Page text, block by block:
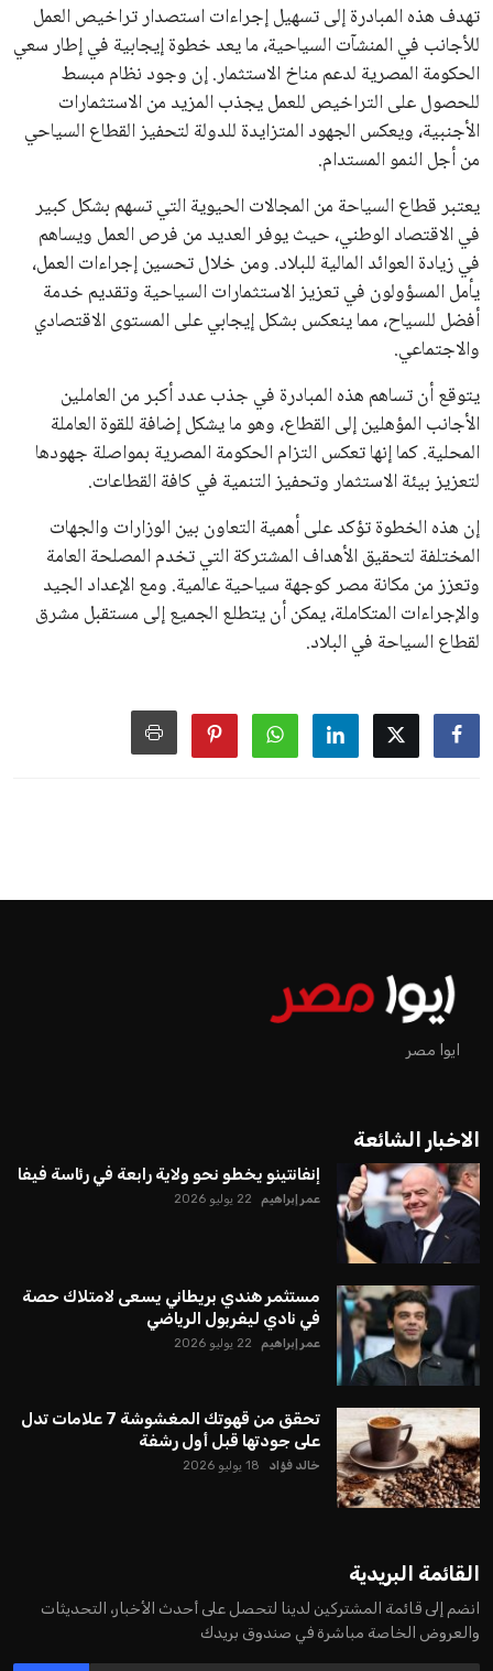
تهدف هذه المبادرة إلى تسهيل إجراءات استصدار تراخيص العمل
للأجانب في المنشآت السياحية، ما يعد خطوة إيجابية في إطار سعي
الحكومة المصرية لدعم مناخ الاستثمار. إن وجود نظام مبسط
للحصول على التراخيص للعمل يجذب المزيد من الاستثمارات
الأجنبية، ويعكس الجهود المتزايدة للدولة لتحفيز القطاع السياحي
من أجل النمو المستدام.
يعتبر قطاع السياحة من المجالات الحيوية التي تسهم بشكل كبير
في الاقتصاد الوطني، حيث يوفر العديد من فرص العمل ويساهم
في زيادة العوائد المالية للبلاد. ومن خلال تحسين إجراءات العمل،
يأمل المسؤولون في تعزيز الاستثمارات السياحية وتقديم خدمة
أفضل للسياح، مما ينعكس بشكل إيجابي على المستوى الاقتصادي
والاجتماعي.
يتوقع أن تساهم هذه المبادرة في جذب عدد أكبر من العاملين
الأجانب المؤهلين إلى القطاع، وهو ما يشكل إضافة للقوة العاملة
المحلية. كما إنها تعكس التزام الحكومة المصرية بمواصلة جهودها
لتعزيز بيئة الاستثمار وتحفيز التنمية في كافة القطاعات.
إن هذه الخطوة تؤكد على أهمية التعاون بين الوزارات والجهات
المختلفة لتحقيق الأهداف المشتركة التي تخدم المصلحة العامة
وتعزز من مكانة مصر كوجهة سياحية عالمية. ومع الإعداد الجيد
والإجراءات المتكاملة، يمكن أن يتطلع الجميع إلى مستقبل مشرق
لقطاع السياحة في البلاد.
ايوا مصر
الاخبار الشائعة
إنفانتينو يخطو نحو ولاية رابعة في رئاسة فيفا
عمر إبراهيم 22 يوليو 2026
مستثمر هندي بريطاني يسعى لامتلاك حصة
في نادي ليفربول الرياضي
عمر إبراهيم 22 يوليو 2026
تحقق من قهوتك المغشوشة 7 علامات تدل
على جودتها قبل أول رشفة
خالد فؤاد 18 يوليو 2026
القائمة البريدية
انضم إلى قائمة المشتركين لدينا لتحصل على أحدث الأخبار، التحديثات
والعروض الخاصة مباشرة في صندوق بريدك